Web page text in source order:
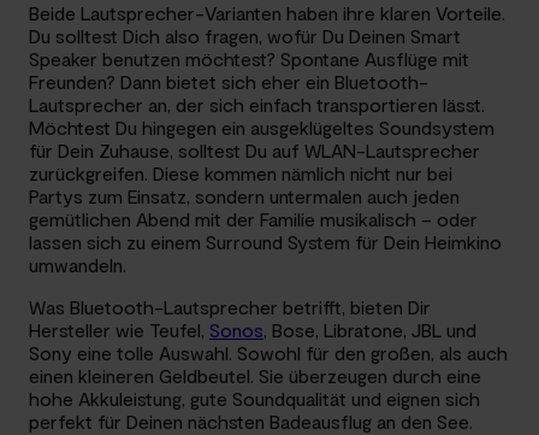
Beide Lautsprecher-Varianten haben ihre klaren Vorteile.
Du solltest Dich also fragen, wofür Du Deinen Smart
Speaker benutzen möchtest? Spontane Ausflüge mit
Freunden? Dann bietet sich eher ein Bluetooth-
Lautsprecher an, der sich einfach transportieren lässt.
Möchtest Du hingegen ein ausgeklügeltes Soundsystem
für Dein Zuhause, solltest Du auf WLAN-Lautsprecher
zurückgreifen. Diese kommen nämlich nicht nur bei
Partys zum Einsatz, sondern untermalen auch jeden
gemütlichen Abend mit der Familie musikalisch – oder
lassen sich zu einem Surround System für Dein Heimkino
umwandeln.
Was Bluetooth-Lautsprecher betrifft, bieten Dir
Hersteller wie Teufel, Sonos, Bose, Libratone, JBL und
Sony eine tolle Auswahl. Sowohl für den großen, als auch
einen kleineren Geldbeutel. Sie überzeugen durch eine
hohe Akkuleistung, gute Soundqualität und eignen sich
perfekt für Deinen nächsten Badeausflug an den See.